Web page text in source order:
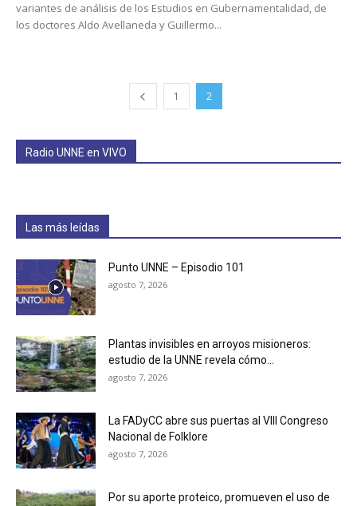
variantes de análisis de los Estudios en Gubernamentalidad, de
los doctores Aldo Avellaneda y Guillermo...
1 2
Radio UNNE en VIVO
Las más leídas
Punto UNNE – Episodio 101
agosto 7, 2026
Plantas invisibles en arroyos misioneros:
estudio de la UNNE revela cómo...
agosto 7, 2026
La FADyCC abre sus puertas al VIII Congreso
Nacional de Folklore
agosto 7, 2026
Por su aporte proteico, promueven el uso de